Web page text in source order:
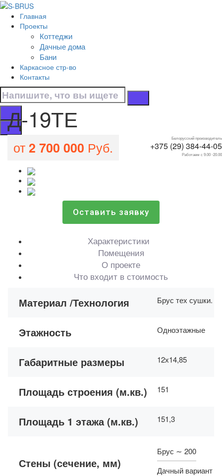
Перейти к контенту
Главная
Проекты
Коттеджи
Дачные дома
Бани
Каркасное стр-во
Контакты
Белорусский производитель
+375 (29) 384-44-05
Работаем с 9.00 -20.00
Д-19ТЕ
Все проекты домов
Д-19ТЕ
Д-19ТЕ
от2 700 000 Руб.
Оставить заявку
Характеристики
Помещения
О проекте
Что входит в стоимость
Материал /Технология Брус тех сушки.
Этажность Одноэтажные
Габаритные размеры 12х14,85
Площадь строения (м.кв.) 151
Площадь 1 этажа (м.кв.) 151,3
Стены (сечение, мм)
Брус ∼ 200
Дачный вариант